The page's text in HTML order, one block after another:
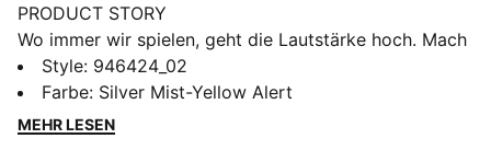
PRODUCT STORY
Wo immer wir spielen, geht die Lautstärke hoch. Mach
ordentlich Lärm mit dem 25/26 BVB Auswärtstrikot.
Die Kombination aus Weiß, Schwarz und Signalgelb
fällt garantiert in jedem Stadion, auf jeder Straße und
Style: 946424_02
Farbe: Silver Mist-Yellow Alert
MEHR LESEN